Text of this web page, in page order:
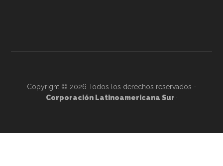
Copyright © 2026 Todos los derechos reservados -
Corporación Latinoamericana Sur ·